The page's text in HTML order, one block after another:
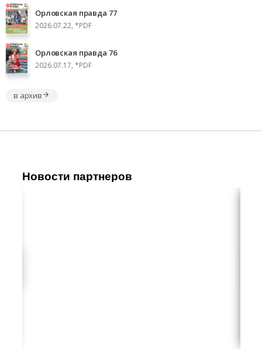
Орловская правда 77
2026.07.22, *PDF
Орловская правда 76
2026.07.17, *PDF
в архив
Новости партнеров